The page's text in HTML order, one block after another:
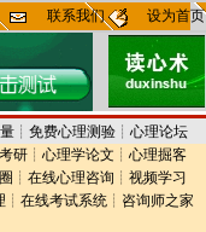
联系我们 设为首页
┊ 免费心理测验┊ 心理论坛
研 ┊ 心理学论文 ┊ 心理掘客
┊ 在线心理咨询 ┊ 视频学习
┊ 在线考试系统 ┊ 咨询师之家